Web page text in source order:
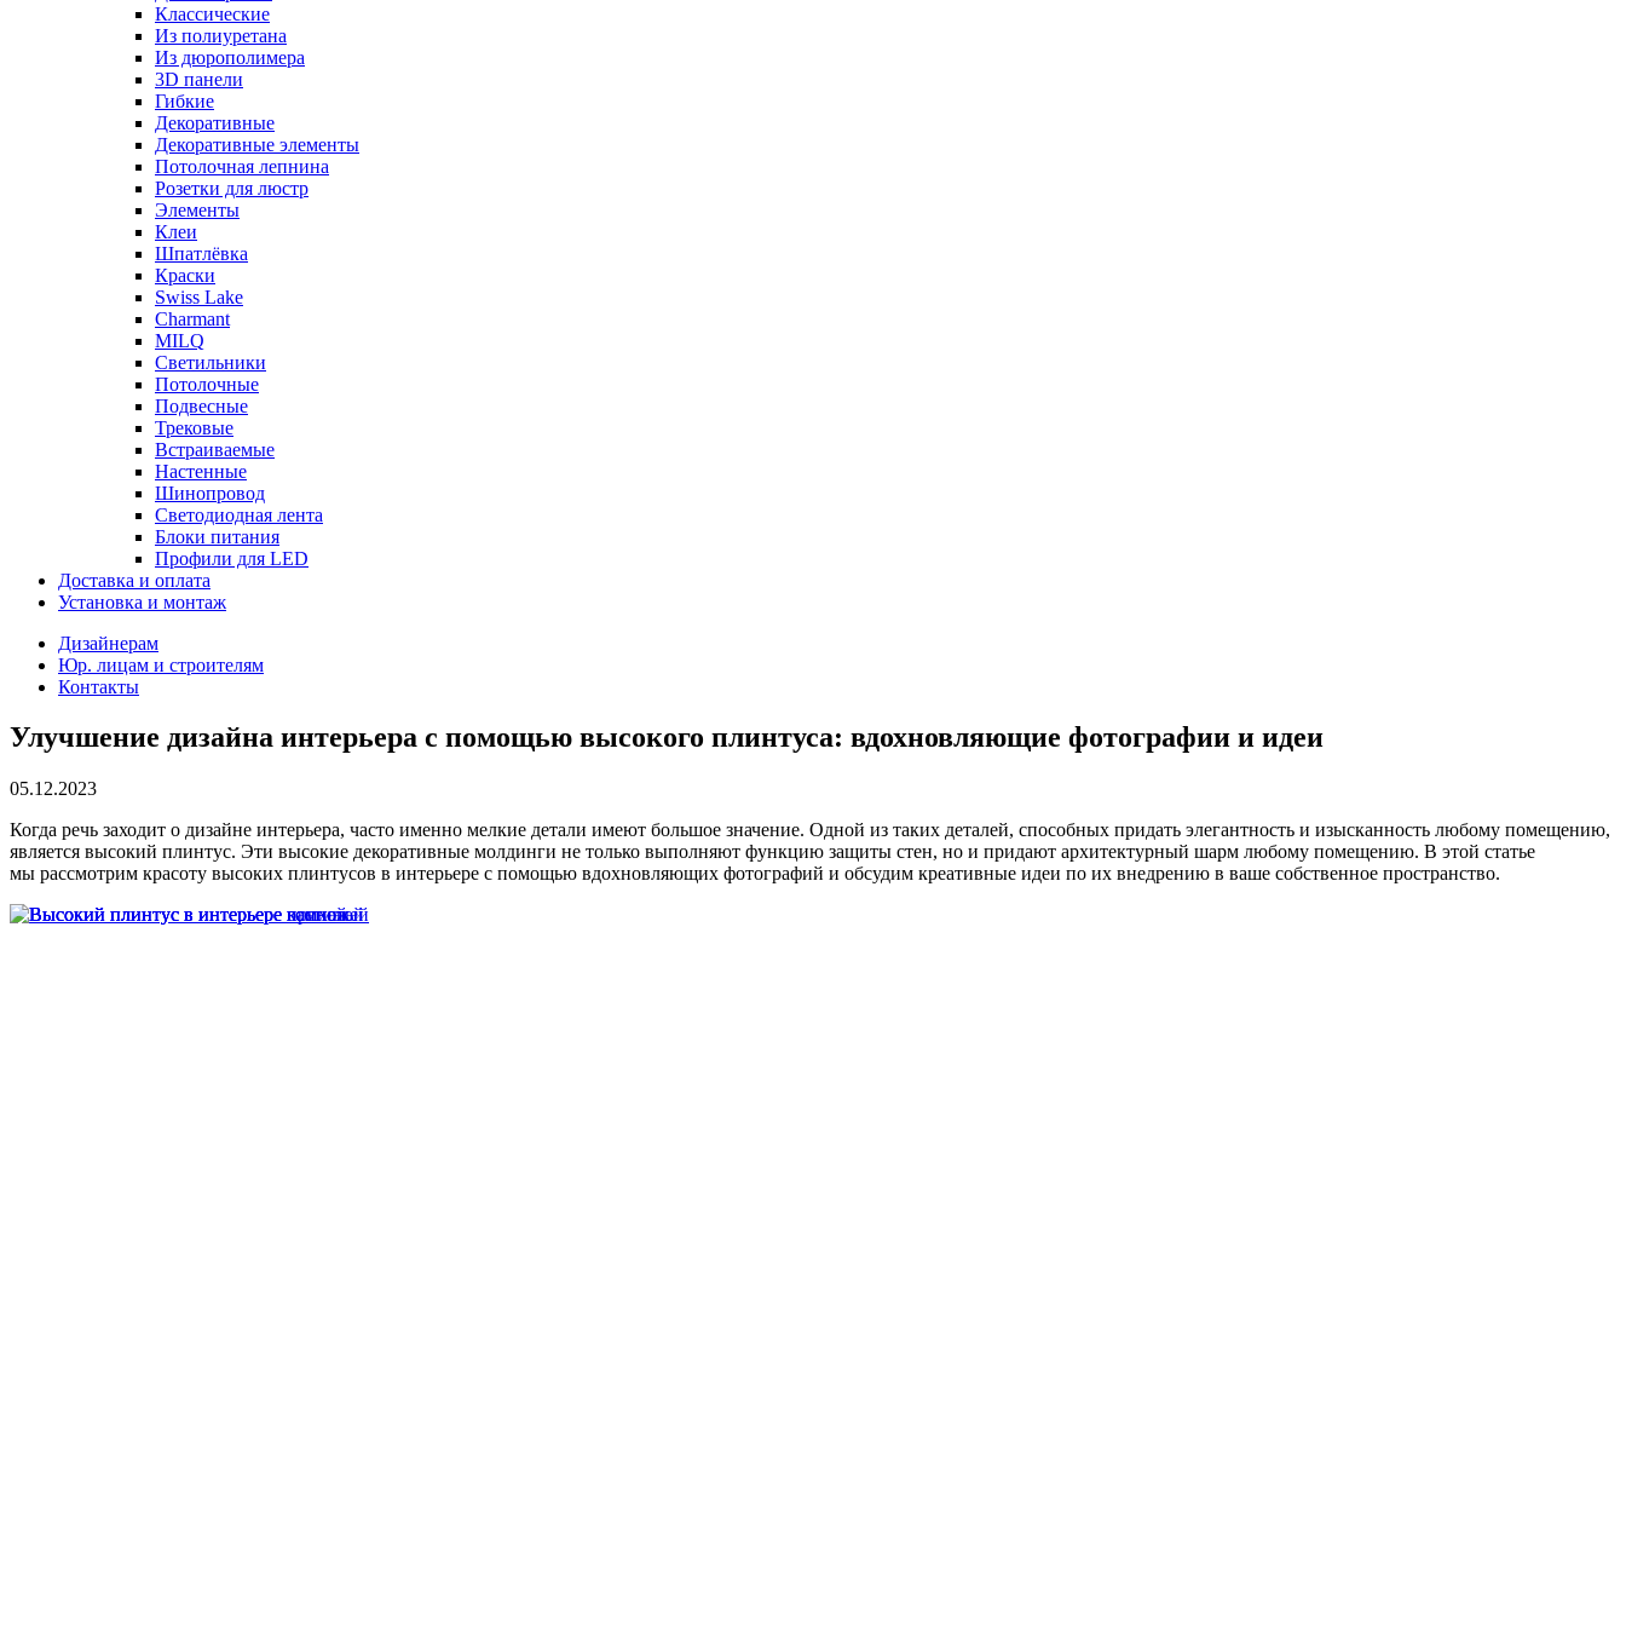
Классические
Из полиуретана
Из дюрополимера
3D панели
Гибкие
Декоративные
Декоративные элементы
Потолочная лепнина
Розетки для люстр
Элементы
Клеи
Шпатлёвка
Краски
Swiss Lake
Charmant
MILQ
Светильники
Потолочные
Подвесные
Трековые
Встраиваемые
Настенные
Шинопровод
Светодиодная лента
Блоки питания
Профили для LED
Доставка и оплата
Установка и монтаж
Дизайнерам
Юр. лицам и строителям
Контакты
Улучшение дизайна интерьера с помощью высокого плинтуса: вдохновляющие фотографии и идеи
05.12.2023
Когда речь заходит о дизайне интерьера, часто именно мелкие детали имеют большое значение. Одной из таких деталей, способных придать элегантность и изысканность любому помещению,
является высокий плинтус. Эти высокие декоративные молдинги не только выполняют функцию защиты стен, но и придают архитектурный шарм любому помещению. В этой статье
мы рассмотрим красоту высоких плинтусов в интерьере с помощью вдохновляющих фотографий и обсудим креативные идеи по их внедрению в ваше собственное пространство.